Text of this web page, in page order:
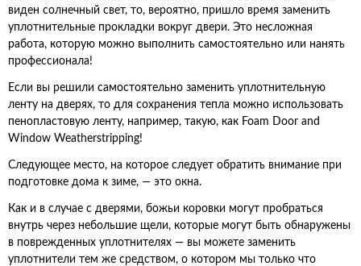
виден солнечный свет, то, вероятно, пришло время заменить
уплотнительные прокладки вокруг двери. Это несложная
работа, которую можно выполнить самостоятельно или нанять
профессионала!
Если вы решили самостоятельно заменить уплотнительную
ленту на дверях, то для сохранения тепла можно использовать
пенопластовую ленту, например, такую, как Foam Door and
Window Weatherstripping!
Следующее место, на которое следует обратить внимание при
подготовке дома к зиме, — это окна.
Как и в случае с дверями, божьи коровки могут пробраться
внутрь через небольшие щели, которые могут быть обнаружены
в поврежденных уплотнителях — вы можете заменить
уплотнители тем же средством, о котором мы только что